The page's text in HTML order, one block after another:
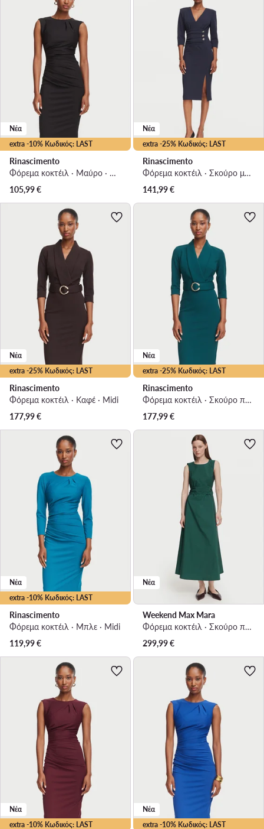
extra -10% Κωδικός: LAST
Νέα
Rinascimento
Φόρεμα κοκτέιλ · Μαύρο · Mini
105,99€
extra -25% Κωδικός: LAST
Νέα
Rinascimento
Φόρεμα κοκτέιλ · Σκούρο μπλε · Midi
141,99€
extra -25% Κωδικός: LAST
Νέα
Rinascimento
Φόρεμα κοκτέιλ · Καφέ · Midi
177,99€
extra -25% Κωδικός: LAST
Νέα
Rinascimento
Φόρεμα κοκτέιλ · Σκούρο πράσινο · Midi
177,99€
extra -10% Κωδικός: LAST
Νέα
Rinascimento
Φόρεμα κοκτέιλ · Μπλε · Midi
119,99€
Νέα
Weekend Max Mara
Φόρεμα κοκτέιλ · Σκούρο πράσινο · Midi
299,99€
extra -10% Κωδικός: LAST
Νέα
extra -10% Κωδικός: LAST
Νέα